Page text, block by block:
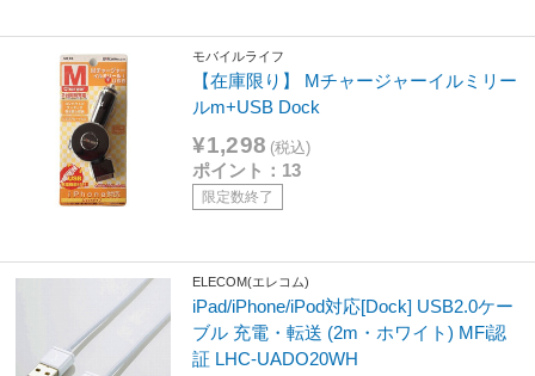
モバイルライフ
【在庫限り】 Mチャージャーイルミリー
ルm+USB Dock
¥1,298 (税込)
ポイント：13
限定数終了
ELECOM(エレコム)
iPad/iPhone/iPod対応[Dock] USB2.0ケー
ブル 充電・転送 (2m・ホワイト) MFi認
証 LHC-UADO20WH